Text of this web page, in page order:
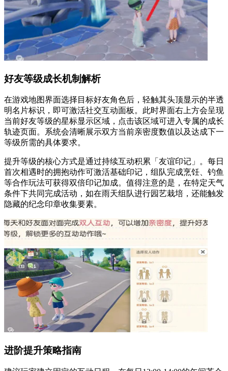
好友等级成长机制解析
在游戏地图界面选择目标好友角色后，轻触其头顶显示的半透
明名片标识，即可激活社交互动面板。此时界面右上方会呈现
当前好友等级的星标显示区域，点击该区域可进入专属的成长
轨迹页面。系统会清晰展示双方当前亲密度数值以及达成下一
等级所需的具体要求。
提升等级的核心方式是通过持续互动积累「友谊印记」。每日
首次相遇时的拥抱动作可激活基础印记，组队完成烹饪、钓鱼
等合作玩法可获得双倍印记加成。值得注意的是，在特定天气
条件下共同完成活动，如在雨天组队进行园艺栽培，还能触发
隐藏的纪念印章收集要素。
进阶提升策略指南